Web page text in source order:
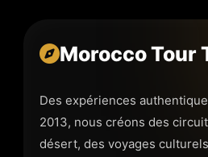
Morocco Tour
Des expériences
2013, nous créons des
désert, des voyages